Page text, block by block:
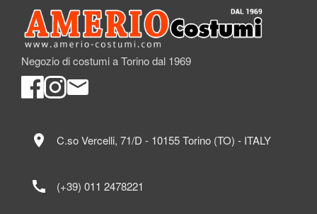
Negozio di costumi a Torino dal 1969
location_on C.so Vercelli, 71/D - 10155 Torino (TO) - ITALY
call (+39) 011 2478221